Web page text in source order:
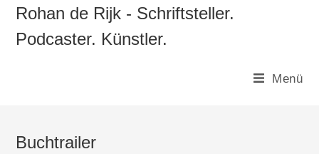
Zum
Inhalt
springen
Rohan de Rijk - Schriftsteller.
Podcaster. Künstler.
Menü
Buchtrailer